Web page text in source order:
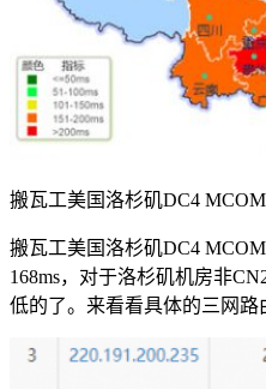
搬瓦工美国洛杉矶DC4
搬瓦工美国洛杉矶DC4
168ms，对于洛杉矶机房非
低的了。来看看具体的三网路